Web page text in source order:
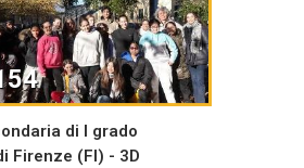
di I grado
Firenze (FI) - 3D